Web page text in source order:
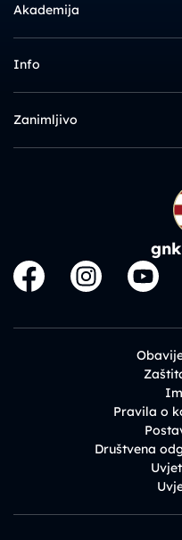
Akademija
Info
Zanimljivo
Pravila o
Društvena